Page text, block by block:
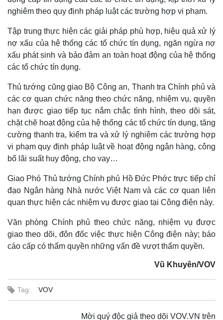
Tư vấn luật
Phân tích
nghiêm theo quy định pháp luật các trường hợp vi phạm.
Tập trung thực hiện các giải pháp phù hợp, hiệu quả xử lý
nợ xấu của hệ thống các tổ chức tín dụng, ngăn ngừa nợ
xấu phát sinh và bảo đảm an toàn hoạt động của hệ thống
các tổ chức tín dụng.
Thủ tướng cũng giao Bộ Công an, Thanh tra Chính phủ và
các cơ quan chức năng theo chức năng, nhiệm vụ, quyền
hạn được giao tiếp tục nắm chắc tình hình, theo dõi sát,
chặt chẽ hoạt động của hệ thống các tổ chức tín dụng, tăng
cường thanh tra, kiểm tra và xử lý nghiêm các trường hợp
vi phạm quy định pháp luật về hoạt động ngân hàng, công
bố lãi suất huy động, cho vay…
Giao Phó Thủ tướng Chính phủ Hồ Đức Phớc trực tiếp chỉ
đạo Ngân hàng Nhà nước Việt Nam và các cơ quan liên
quan thực hiện các nhiệm vụ được giao tại Công điện này.
Văn phòng Chính phủ theo chức năng, nhiệm vụ được
giao theo dõi, đôn đốc việc thực hiện Công điện này; báo
cáo cấp có thẩm quyền những vấn đề vượt thẩm quyền.
Vũ Khuyên/VOV
Tag: VOV
Mời quý độc giả theo dõi VOV.VN trên